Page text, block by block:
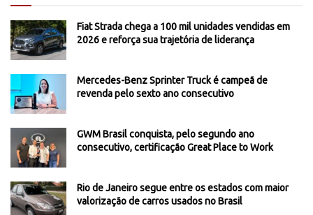
Fiat Strada chega a 100 mil unidades vendidas em
2026 e reforça sua trajetória de liderança
Mercedes-Benz Sprinter Truck é campeã de
revenda pelo sexto ano consecutivo
GWM Brasil conquista, pelo segundo ano
consecutivo, certificação Great Place to Work
Rio de Janeiro segue entre os estados com maior
valorização de carros usados no Brasil